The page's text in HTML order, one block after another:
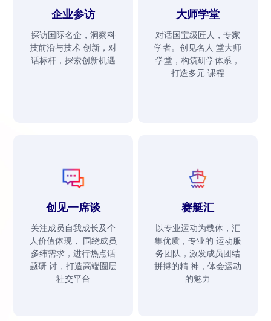
企业参访
探访国际名企，洞察科
技前沿与技术 创新，对
话标杆，探索创新机遇
大师学堂
对话国宝级匠人，专家
学者。创见名人 堂大师
学堂，构筑研学体系，
打造多元 课程
创见一席谈
关注成员自我成长及个
人价值体现， 围绕成员
多纬需求，进行热点话
题研 讨，打造高端圈层
社交平台
赛艇汇
以专业运动为载体，汇
集优质，专业的 运动服
务团队，激发成员团结
拼搏的精 神，体会运动
的魅力